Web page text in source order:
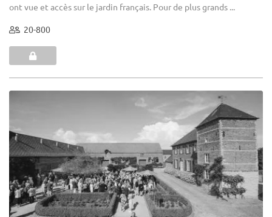
ont vue et accès sur le jardin français. Pour de plus grands ...
20-800